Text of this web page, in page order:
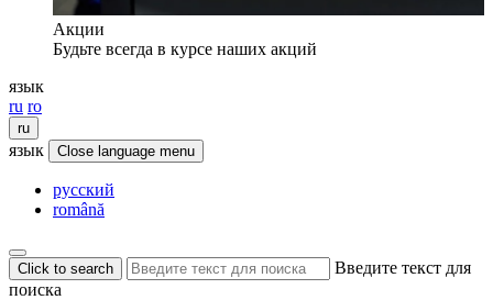
Акции
Будьте всегда в курсе наших акций
язык
ru ro
ru
язык Close language menu
русский
română
Click to search
Введите текст для
поиска